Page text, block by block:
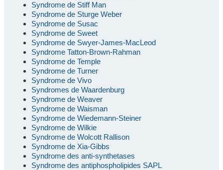
Syndrome de Stiff Man
Syndrome de Sturge Weber
Syndrome de Susac
Syndrome de Sweet
Syndrome de Swyer-James-MacLeod
Syndrome Tatton-Brown-Rahman
Syndrome de Temple
Syndrome de Turner
Syndrome de Vivo
Syndromes de Waardenburg
Syndrome de Weaver
Syndrome de Waisman
Syndrome de Wiedemann-Steiner
Syndrome de Wilkie
Syndrome de Wolcott Rallison
Syndrome de Xia-Gibbs
Syndrome des anti-synthetases
Syndrome des antiphospholipides SAPL